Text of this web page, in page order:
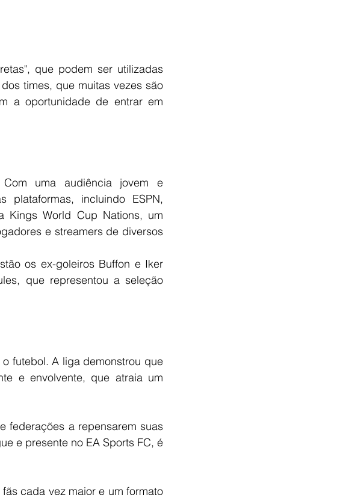
que podem ser utilizadas
times, que muitas vezes são
a oportunidade de entrar em
uma audiência jovem e
plataformas, incluindo ESPN,
Kings World Cup Nations, um
e streamers de diversos
os ex-goleiros Buffon e Iker
que representou a seleção
futebol. A liga demonstrou que
e envolvente, que atraia um
federações a repensarem suas
e presente no EA Sports FC, é
cada vez maior e um formato